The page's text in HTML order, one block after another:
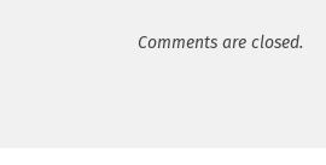
Comments are closed.